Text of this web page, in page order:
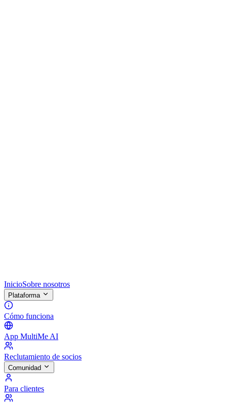
InicioSobre nosotros
Plataforma
Cómo funciona
App MultiMe AI
Reclutamiento de socios
Comunidad
Para clientes